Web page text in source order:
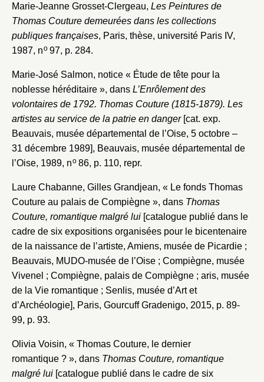
Marie-Jeanne Grosset-Clergeau, Les Peintures de
Thomas Couture demeurées dans les collections
publiques françaises, Paris, thèse, université Paris IV,
1987, no97, p. 284.
Marie-José Salmon, notice « Étude de tête pour la
noblesse héréditaire », dans L’Enrôlement des
volontaires de 1792. Thomas Couture (1815-1879). Les
artistes au service de la patrie en danger[cat. exp.
Beauvais, musée départemental de l’Oise, 5 octobre –
31 décembre 1989], Beauvais, musée départemental de
l’Oise, 1989, no86, p. 110, repr.
Laure Chabanne, Gilles Grandjean, « Le fonds Thomas
Couture au palais de Compiègne », dans Thomas
Couture, romantique malgré lui [catalogue publié dans le
cadre de six expositions organisées pour le bicentenaire
de la naissance de l’artiste, Amiens, musée de Picardie ;
Beauvais, MUDO-musée de l’Oise ; Compiègne, musée
Vivenel ; Compiègne, palais de Compiègne ; aris, musée
de la Vie romantique ; Senlis, musée d’Art et
d’Archéologie], Paris, Gourcuff Gradenigo, 2015, p. 89-
99, p. 93.
Olivia Voisin, « Thomas Couture, le dernier
romantique ? », dans Thomas Couture, romantique
malgré lui [catalogue publié dans le cadre de six
Créer et ajouter
Envoyer
Vous n'êtes pas encore inscrit ?Créer un compte
Vous avez oublié votre mot de passe ?